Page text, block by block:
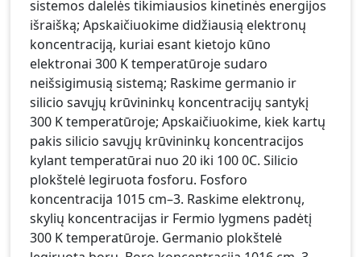
sistemos dalelės tikimiausios kinetinės energijos
išraišką; Apskaičiuokime didžiausią elektronų
koncentraciją, kuriai esant kietojo kūno
elektronai 300 K temperatūroje sudaro
neišsigimusią sistemą; Raskime germanio ir
silicio savųjų krūvininkų koncentracijų santykį
300 K temperatūroje; Apskaičiuokime, kiek kartų
pakis silicio savųjų krūvininkų koncentracijos
kylant temperatūrai nuo 20 iki 100 0C. Silicio
plokštelė legiruota fosforu. Fosforo
koncentracija 1015 cm–3. Raskime elektronų,
skylių koncentracijas ir Fermio lygmens padėtį
300 K temperatūroje. Germanio plokštelė